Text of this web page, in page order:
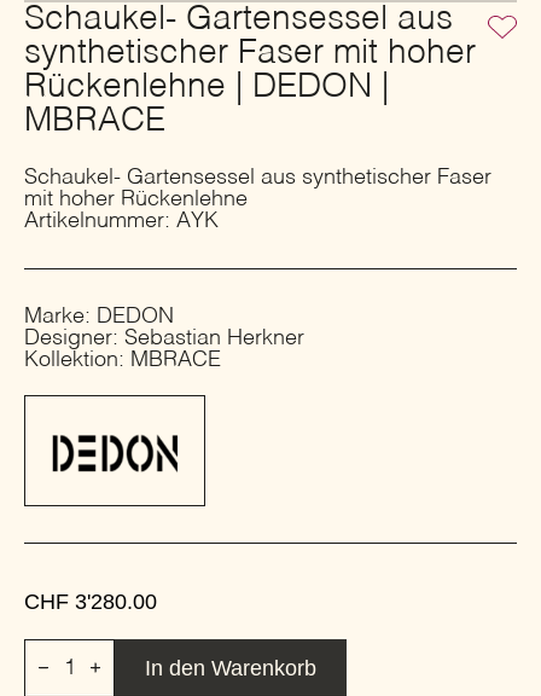
Schaukel- Gartensessel aus
synthetischer Faser mit hoher
Rückenlehne | DEDON |
MBRACE
Schaukel- Gartensessel aus synthetischer Faser
mit hoher Rückenlehne
Artikelnummer: AYK
Marke: DEDON
Designer: Sebastian Herkner
Kollektion: MBRACE
CHF 3'280.00
GartensesselIn den Warenkorb